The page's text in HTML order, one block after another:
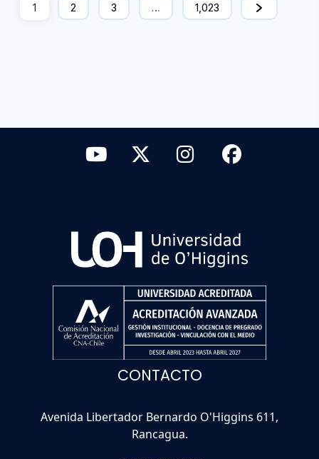
1 2 3 … 1,023
CONTACTO
Avenida Libertador Bernardo O'Higgins 611,
Rancagua.